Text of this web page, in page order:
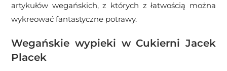
artykułów wegańskich, z których z łatwością można
wykreować fantastyczne potrawy.
Wegańskie wypieki w Cukierni Jacek
Placek